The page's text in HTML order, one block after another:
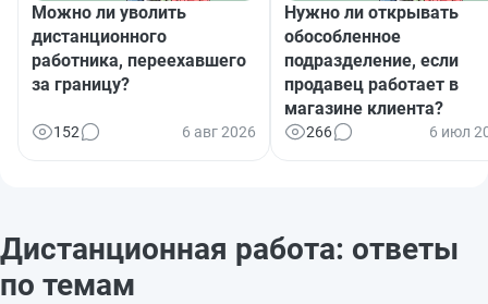
Можно ли уволить
дистанционного
работника, переехавшего
за границу?
152 6 авг 2026
Нужно ли открывать
обособленное
подразделение, если
продавец работает в
магазине клиента?
266 6 июл
Дистанционная работа: ответы
по темам